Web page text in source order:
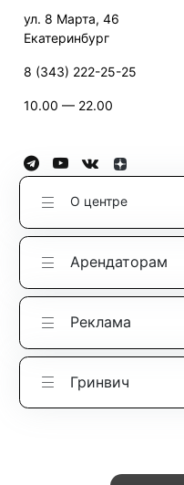
ул. 8 Марта, 46
Екатеринбург
8 (343) 222-25-25
10.00 — 22.00
О центре
Арендаторам
Реклама
Гринвич